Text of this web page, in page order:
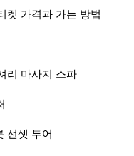
켓 가격과 가는 방법
리 마사지 스파
선셋 투어